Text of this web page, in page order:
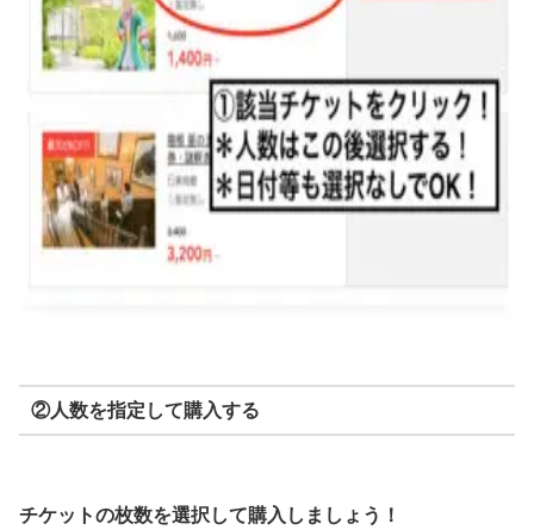
②人数を指定して購入する
チケットの枚数を選択して購入しましょう！